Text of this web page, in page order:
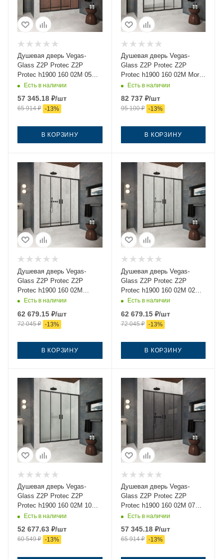
Душевая дверь Vegas-
Glass Z2P Protec Z2P
Protec h1900 160 02М 05
160х190 стекло
тонированное профиль
черный
Есть в наличии
57 345.18 ₽/шт
65 914₽ -13%
В КОРЗИНУ
Душевая дверь Vegas-
Glass Z2P Protec Z2P
Protec h1900 160 02М Moru
160х190 стекло рифленое
профиль черный
Есть в наличии
82 737₽/шт
95 100₽ -13%
В КОРЗИНУ
Душевая дверь Vegas-
Glass Z2P Protec Z2P
Protec h1900 160 02М
crystalvision 160х190
профиль черный
Есть в наличии
62 679.15 ₽/шт
72 045₽ -13%
В КОРЗИНУ
Душевая дверь Vegas-
Glass Z2P Protec Z2P
Protec h1900 160 02М 02
160х190 стекло рифленое
Есть в наличии
62 679.15₽/шт
72 045₽ -13%
В КОРЗИНУ
Душевая дверь Vegas-
Glass Z2P Protec Z2P
Protec h1900 160 02М 10
160х190 стекло матовое
профиль черный
Есть в наличии
52 677.63 ₽/шт
60 549₽ -13%
Душевая дверь Vegas-
Glass Z2P Protec Z2P
Protec h1900 160 02М 07
160х190 стекло
тонированное профиль
черный
Есть в наличии
57 345.18₽/шт
65 914₽ -13%